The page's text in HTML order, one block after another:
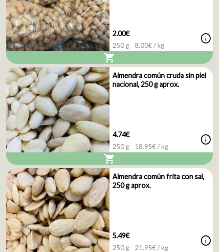
2.00€
250 g 8.00€ / kg info
shopping_cart
Almendra común cruda sin piel
nacional, 250 g aprox.
4.74€
250 g 18.95€ / kg info
shopping_cart
Almendra común frita con sal,
250 g aprox.
5.49€
250 g 21.95€ / kg info